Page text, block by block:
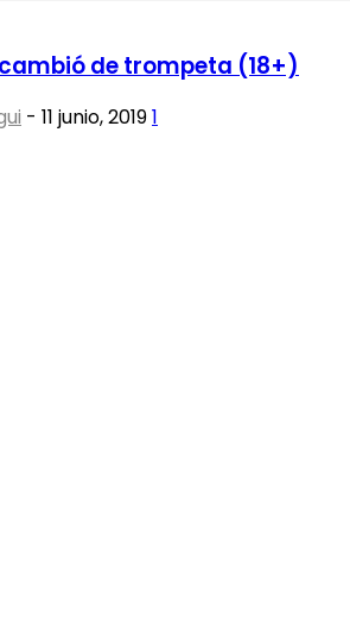
de trompeta (18+)
- 11 junio, 20191